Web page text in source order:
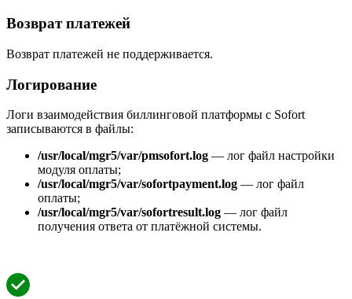
Возврат платежей
Возврат платежей не поддерживается.
Логирование
Логи взаимодействия биллинговой платформы с Sofort
записываются в файлы:
/usr/local/mgr5/var/pmsofort.log — лог файл настройки
модуля оплаты;
/usr/local/mgr5/var/sofortpayment.log — лог файл
оплаты;
/usr/local/mgr5/var/sofortresult.log — лог файл
получения ответа от платёжной системы.